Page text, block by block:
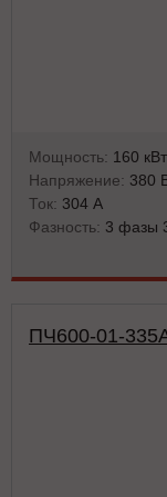
Мощность: 160 кВт
Напряжение: 380
Ток: 304 А
Фазность: 3 фазы
ПЧ600-01-